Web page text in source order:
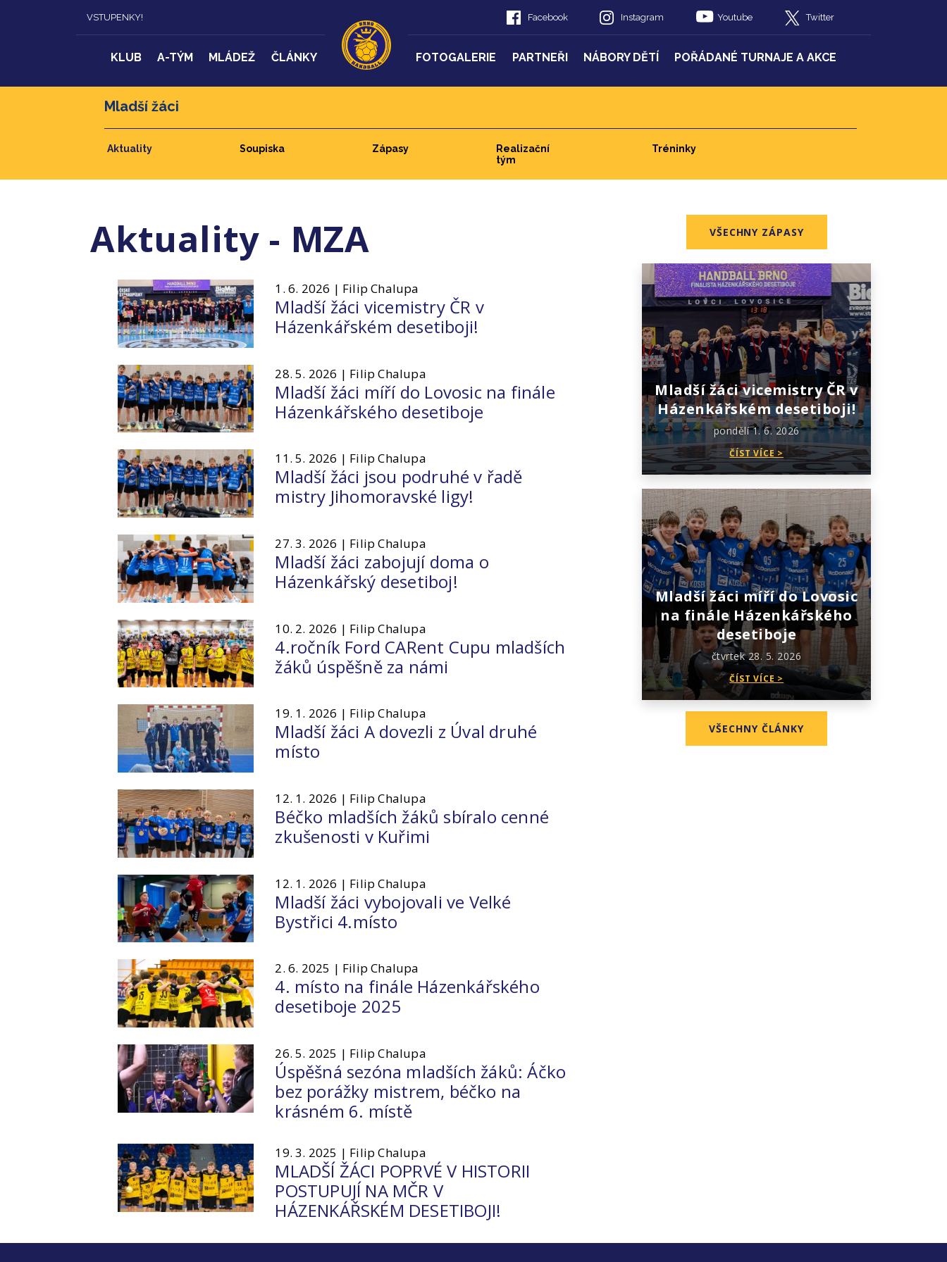
VSTUPENKY! Facebook Instagram Youtube Twitter
KLUB A-TÝM MLÁDEŽ ČLÁNKY FOTOGALERIE PARTNEŘI NÁBORY DĚTÍ POŘÁDANÉ TURNAJE A AKCE
Mladší žáci
Aktuality Soupiska Zápasy
Realizační
tým
Tréninky
Aktuality - MZA
1. 6. 2026 | Filip Chalupa
Mladší žáci vicemistry ČR v
Házenkářském desetiboji!
28. 5. 2026 | Filip Chalupa
Mladší žáci míří do Lovosic na finále
Házenkářského desetiboje
11. 5. 2026 | Filip Chalupa
Mladší žáci jsou podruhé v řadě
mistry Jihomoravské ligy!
27. 3. 2026 | Filip Chalupa
Mladší žáci zabojují doma o
Házenkářský desetiboj!
10. 2. 2026 | Filip Chalupa
4.ročník Ford CARent Cupu mladších
žáků úspěšně za námi
19. 1. 2026 | Filip Chalupa
Mladší žáci A dovezli z Úval druhé
místo
12. 1. 2026 | Filip Chalupa
Béčko mladších žáků sbíralo cenné
zkušenosti v Kuřimi
12. 1. 2026 | Filip Chalupa
Mladší žáci vybojovali ve Velké
Bystřici 4.místo
2. 6. 2025 | Filip Chalupa
4. místo na finále Házenkářského
desetiboje 2025
26. 5. 2025 | Filip Chalupa
Úspěšná sezóna mladších žáků: Áčko
bez porážky mistrem, béčko na
krásném 6. místě
19. 3. 2025 | Filip Chalupa
MLADŠÍ ŽÁCI POPRVÉ V HISTORII
POSTUPUJÍ NA MČR V
HÁZENKÁŘSKÉM DESETIBOJI!
VŠECHNY ZÁPASY
Mladší žáci vicemistry ČR v
Házenkářském desetiboji!
pondělí 1. 6. 2026
ČÍST VÍCE >
Mladší žáci míří do Lovosic
na finále Házenkářského
desetiboje
čtvrtek 28. 5. 2026
ČÍST VÍCE >
VŠECHNY ČLÁNKY